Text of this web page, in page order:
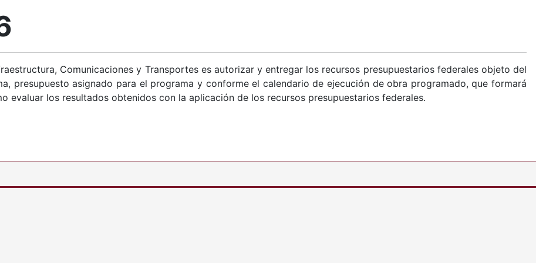
Comunicaciones y Transportes es autorizar y entregar los recursos presupuestarios federales objeto del
presupuesto asignado para el programa y conforme el calendario de ejecución de obra programado, que formará
evaluar los resultados obtenidos con la aplicación de los recursos presupuestarios federales.